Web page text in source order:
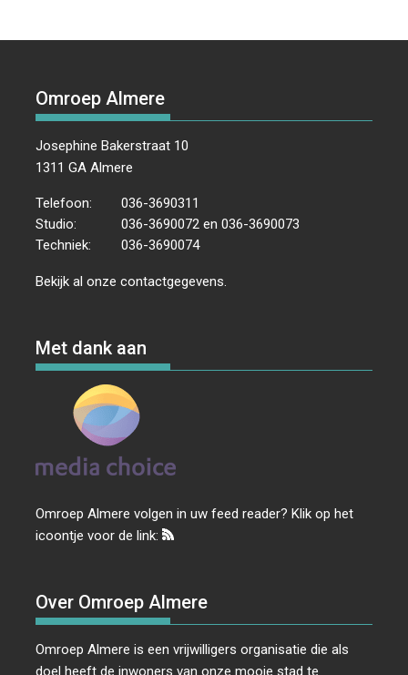
Omroep Almere
Josephine Bakerstraat 10
1311 GA Almere
Telefoon:
036-3690311
Studio:
036-3690072 en 036-3690073
Techniek:
036-3690074
Bekijk al onzecontactgegevens
Met dank aan
Omroep Almere volgen in uw feed reader? Klik op het
icoontje voor de link:
Over Omroep Almere
Omroep Almere is een vrijwilligers organisatie die als
doel heeft de inwoners van onze mooie stad te